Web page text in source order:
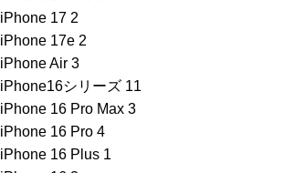
iPhone 17 2
iPhone 17e 2
iPhone Air 3
iPhone16シリーズ 11
iPhone 16 Pro Max 3
iPhone 16 Pro 4
iPhone 16 Plus 1